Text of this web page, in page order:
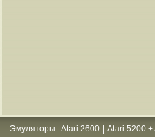
Эмуляторы : Atari 2600 Atari 5200 +